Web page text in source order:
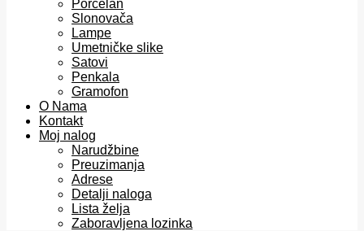
Porcelan
Slonovača
Lampe
Umetničke slike
Satovi
Penkala
Gramofon
O Nama
Kontakt
Moj nalog
Narudžbine
Preuzimanja
Adrese
Detalji naloga
Lista želja
Zaboravljena lozinka